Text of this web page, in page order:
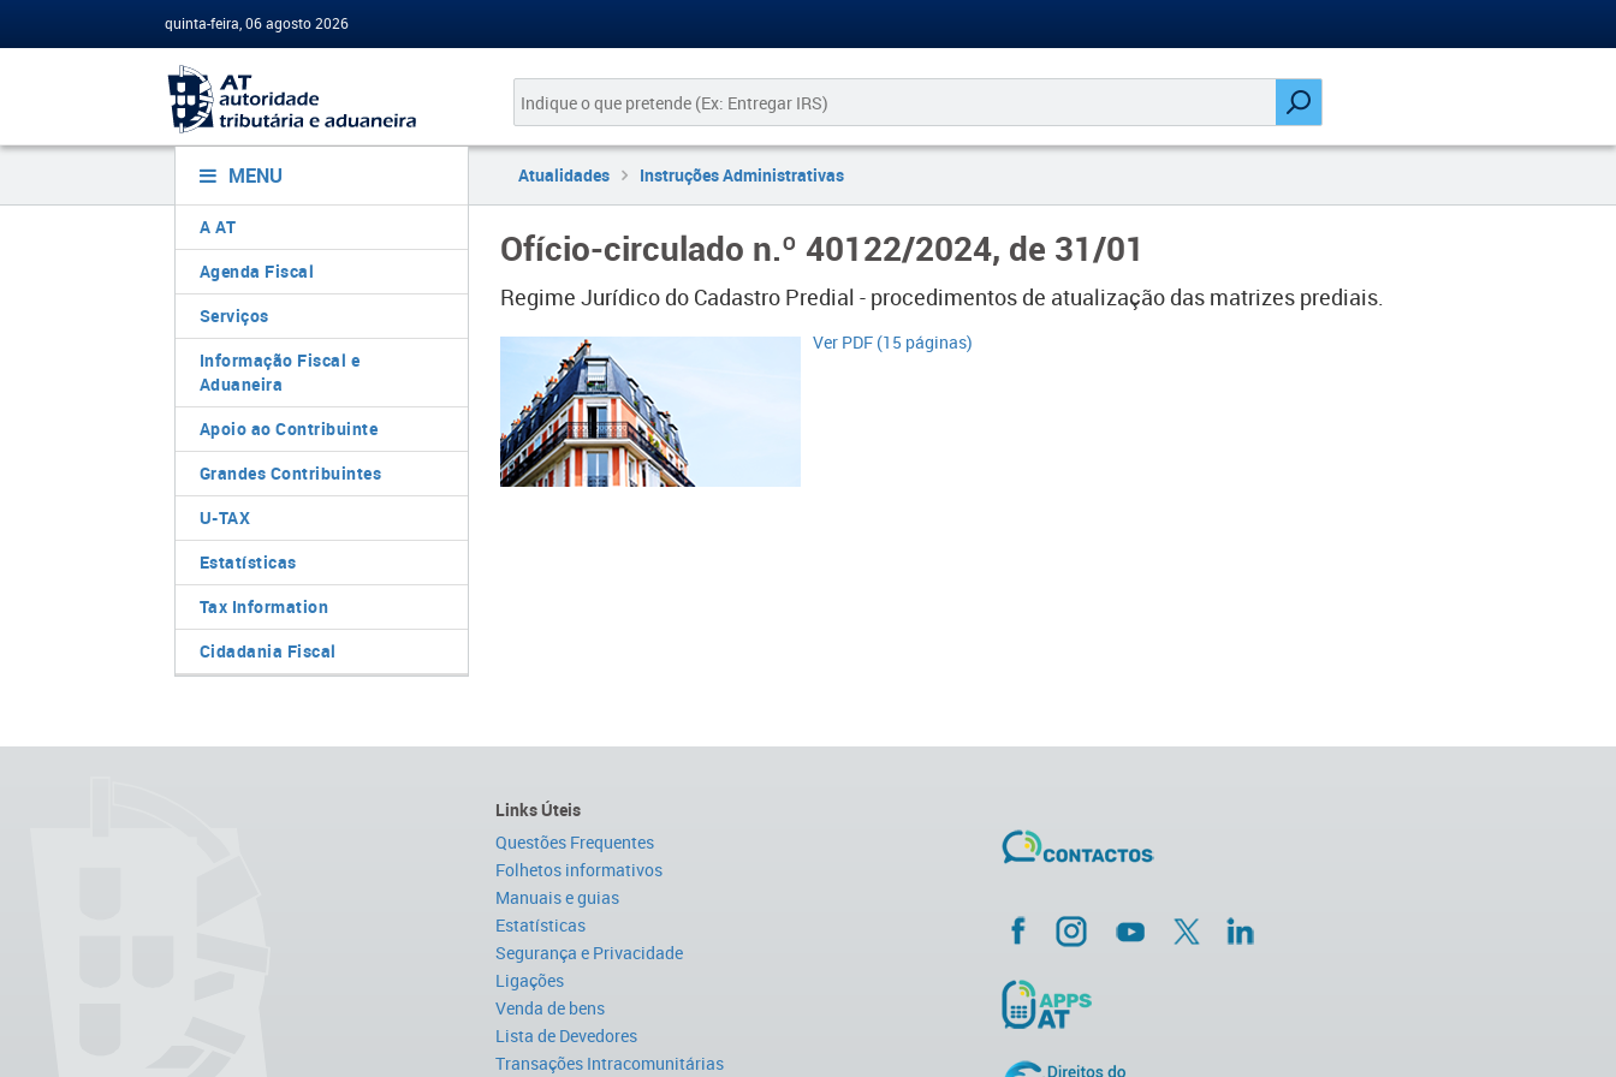
quinta-feira, 06 agosto 2026
MENU
A AT
Agenda Fiscal
Serviços
Informação Fiscal e
Aduaneira
Apoio ao Contribuinte
Grandes Contribuintes
U-TAX
Estatísticas
Tax Information
Cidadania Fiscal
Atualidades Instruções Administrativas
Ofício-circulado n.º 40122/2024, de 31/01
Regime Jurídico do Cadastro Predial - procedimentos de atualização das matrizes prediais.
Ver PDF (15 páginas)​​
Links Úteis
Questões Frequentes
Folhetos informativos
Manuais e guias
Estatísticas
Segurança e Privacidade
Ligações
Venda de bens
Lista de Devedores
Transações Intracomunitárias